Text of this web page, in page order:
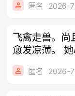
匿名 2026-
飞禽走兽。尚
愈发凉薄。
我
匿名 2026-